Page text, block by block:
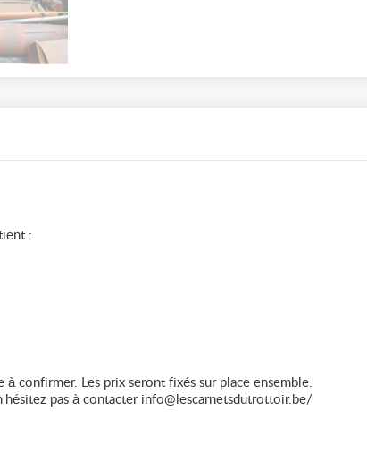
:
confirmer. Les prix seront fixés sur place ensemble.
pas à contacter info@lescarnetsdutrottoir.be/